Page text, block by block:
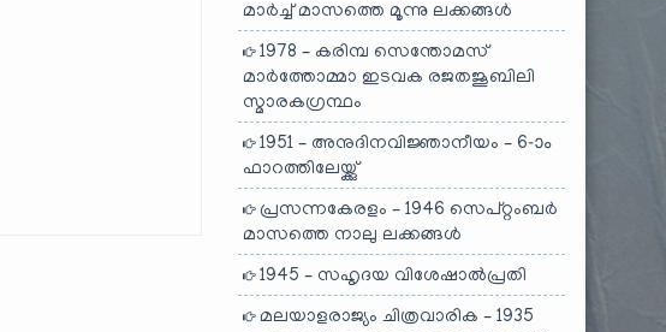
മാർച്ച് മാസത്തെ മൂന്നു ലക്കങ്ങൾ
1978 – കരിമ്പ സെന്തോമസ്
മാർത്തോമ്മാ ഇടവക രജതജൂബിലി
സ്മാരകഗ്രന്ഥം
1951 – അനുദിനവിജ്ഞാനീയം – 6-ാം
ഫാറത്തിലേയ്ക്കു്
പ്രസന്നകേരളം – 1946 സെപ്റ്റംബർ
മാസത്തെ നാലു ലക്കങ്ങൾ
1945 – സഹൃദയ വിശേഷാൽപ്രതി
മലയാളരാജ്യം ചിത്രവാരിക – 1935